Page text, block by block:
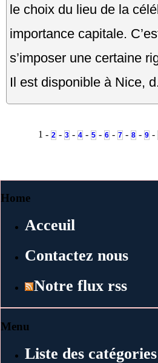
le choix du lieu de la
importance capitale.
s’imposer une certaine
Il est disponible à Nice,
1 - 2 - 3 - 4 - 5 - 6 - 7 - 8 - 9 -
Home
Acceuil
Contactez nous
Notre flux rss
Menu
Liste des catégories